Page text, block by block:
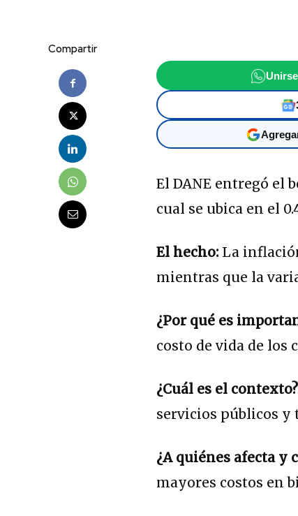
Compartir
El DANE entregó el
cual se ubica en el
El hecho: La
mientras que la
¿Por qué es
costo de vida de los
¿Cuál es el
servicios públicos y
¿A quiénes afecta y
mayores costos en